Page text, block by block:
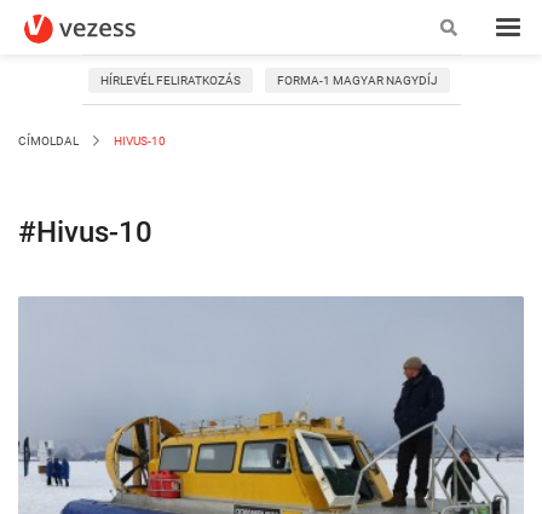
HÍRLEVÉL FELIRATKOZÁS FORMA-1 MAGYAR NAGYDÍJ
CÍMOLDAL HIVUS-10
#Hivus-10